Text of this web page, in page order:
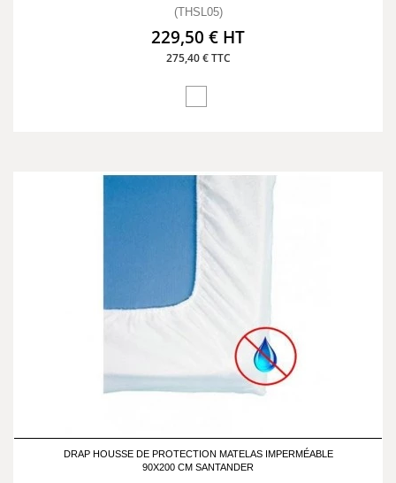
(THSL05)
229,50 € HT
275,40 € TTC
DRAP HOUSSE DE PROTECTION MATELAS IMPERMÉABLE
90X200 CM SANTANDER